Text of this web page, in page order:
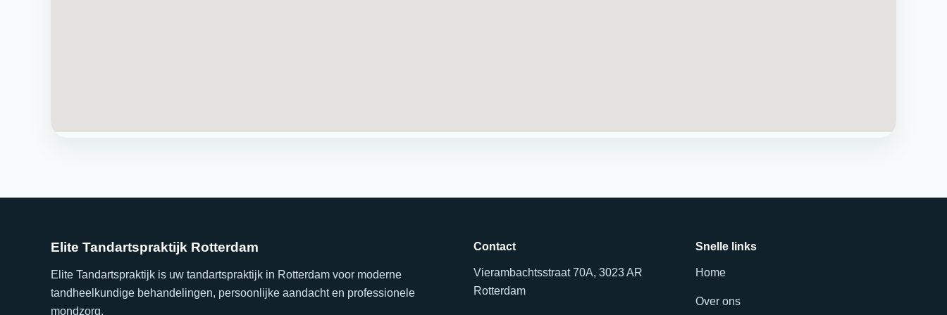
Elite Tandartspraktijk Rotterdam
Elite Tandartspraktijk is uw tandartspraktijk in Rotterdam voor moderne
tandheelkundige behandelingen, persoonlijke aandacht en professionele
mondzorg.
Contact
Vierambachtsstraat 70A, 3023 AR
Rotterdam
Snelle links
Home
Over ons